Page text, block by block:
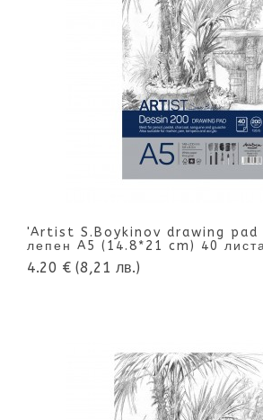
'Artist S.Boykinov drawing pad
лепен A5 (14.8*21 cm) 40
4.20 € (8,21 лв.)